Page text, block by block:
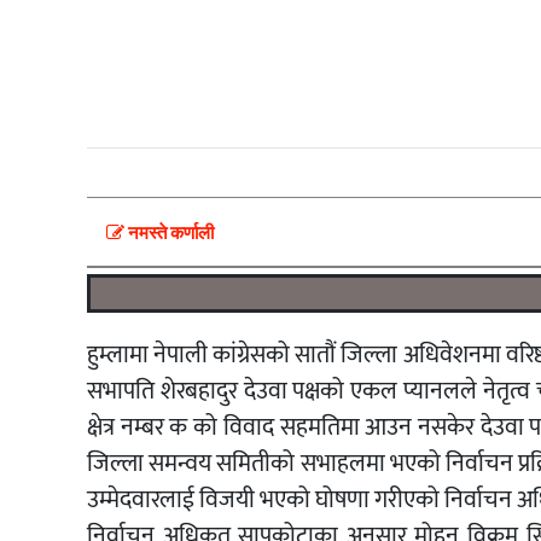
नमस्ते कर्णाली
हुम्लामा नेपाली कांग्रेसको सातौं जिल्ला अधिवेशनमा
सभापति शेरबहादुर देउवा पक्षको एकल प्यानलले नेतृत्व
क्षेत्र नम्बर क को विवाद सहमतिमा आउन नसकेर
जिल्ला समन्वय समितीको सभाहलमा भएको निर्वाचन
उम्मेदवारलाई विजयी भएको घोषणा गरीएको निर्वाचन